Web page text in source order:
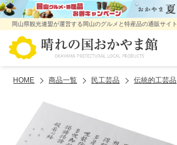
岡山県観光連盟が運営する岡山のグルメと特産品の通販サイト
HOME 商品一覧 民工芸品 伝統的工芸品